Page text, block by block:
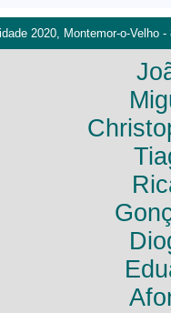
2020, Montemor-o-Velho